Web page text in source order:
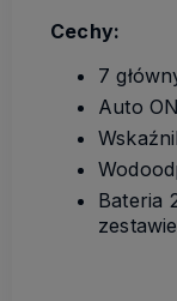
Cechy:
7
Auto
Bateria
zestawie